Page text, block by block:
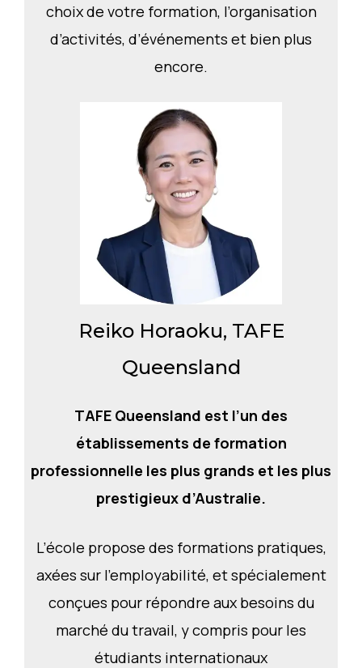
choix de votre formation, l’organisation
d’activités, d’événements et bien plus
encore.
Reiko Horaoku, TAFE
Queensland
TAFE Queensland est l’un des
établissements de formation
professionnelle les plus grands et les plus
prestigieux d’Australie.
L’école propose des formations pratiques,
axées sur l’employabilité, et spécialement
conçues pour répondre aux besoins du
marché du travail, y compris pour les
étudiants internationaux